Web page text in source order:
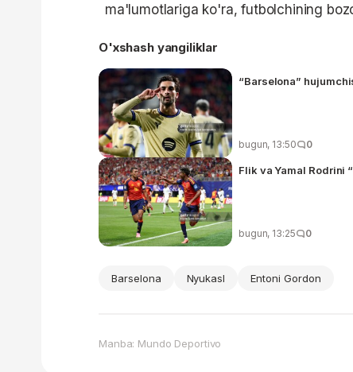
ma'lumotlariga ko'ra, futbolchining
O'xshash yangiliklar
“Barselona”
bugun, 13:50 0
Flik va Yamal Rodrini
bugun, 13:25 0
Barselona Nyukasl Entoni Gordon
Manba: Mundo Deportivo